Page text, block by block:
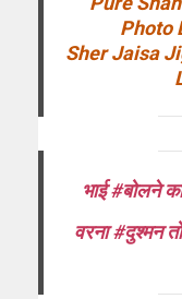
Photo
Sher Jaisa
भाई #बोलने
वरना #दुश्मन